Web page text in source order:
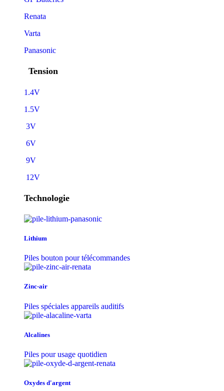
Renata
Varta
Panasonic
Tension
1.4V
1.5V
3V
6V
9V
12V
Technologie
Lithium
Piles bouton pour télécommandes
Zinc-air
Piles spéciales appareils auditifs
Alcalines
Piles pour usage quotidien
Oxydes d'argent